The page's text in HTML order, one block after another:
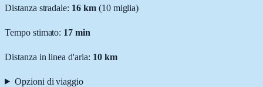
Distanza stradale: 16 km (10miglia)
Tempo stimato: 17 min
Distanza in linea d'aria: 10km
Opzioni di viaggio